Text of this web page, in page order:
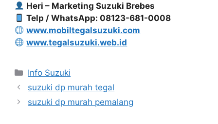
Heri – Marketing Suzuki Brebes
Telp / WhatsApp: 08123-681-0008
www.mobiltegalsuzuki.com
www.tegalsuzuki.web.id
Info Suzuki
suzuki dp murah tegal
suzuki dp murah pemalang